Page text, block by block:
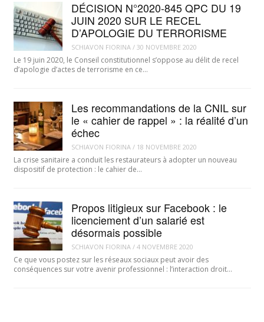
DÉCISION N°2020-845 QPC DU 19
JUIN 2020 SUR LE RECEL
D’APOLOGIE DU TERRORISME
SCHIAVON FIORINA/ 30 NOVEMBRE 2020
Le 19 juin 2020, le Conseil constitutionnel s’oppose au délit de recel
d’apologie d’actes de terrorisme en ce…
Les recommandations de la CNIL sur
le « cahier de rappel » : la réalité d’un
échec
SCHIAVON FIORINA/ 18 NOVEMBRE 2020
La crise sanitaire a conduit les restaurateurs à adopter un nouveau
dispositif de protection : le cahier de…
Propos litigieux sur Facebook : le
licenciement d’un salarié est
désormais possible
SCHIAVON FIORINA/ 4 NOVEMBRE 2020
Ce que vous postez sur les réseaux sociaux peut avoir des
conséquences sur votre avenir professionnel : l’interaction droit…